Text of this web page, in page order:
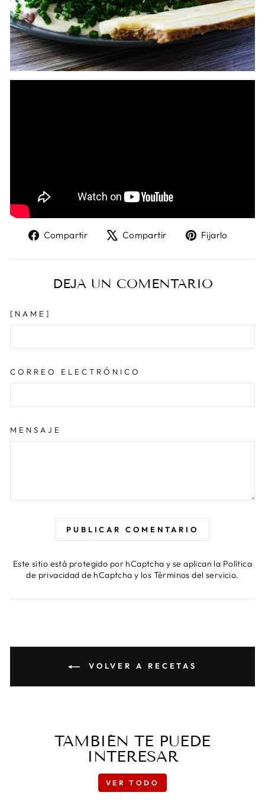
Compartir
Compartir
Facebook
Compartir
Tweet
X
Fijarlo
DEJA UN COMENTARIO
[NAME]
CORREO ELECTRÓNICO
MENSAJE
PUBLICAR COMENTARIO
Este sitio está protegido por hCaptcha y se aplican la Política
de privacidad de hCaptchay los Términos del servicio.
VOLVER A RECETAS
TAMBIÉN TE PUEDE
INTERESAR
VER TODO